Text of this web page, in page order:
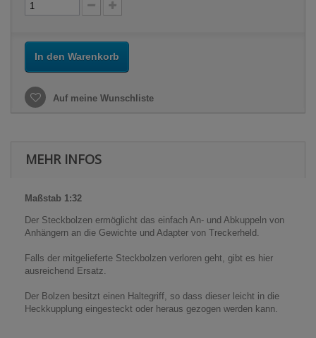
In den Warenkorb
Auf meine Wunschliste
MEHR INFOS
Maßstab 1:32
Der Steckbolzen ermöglicht das einfach An- und Abkuppeln von
Anhängern an die Gewichte und Adapter von Treckerheld.
Falls der mitgelieferte Steckbolzen verloren geht, gibt es hier
ausreichend Ersatz.
Der Bolzen besitzt einen Haltegriff, so dass dieser leicht in die
Heckkupplung eingesteckt oder heraus gezogen werden kann.